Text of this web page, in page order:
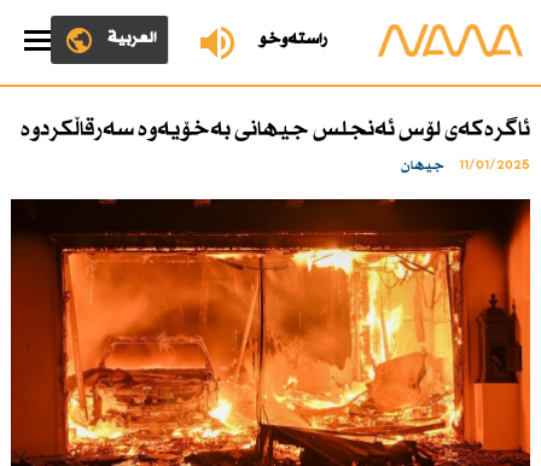
ڕاستەوخۆ العربية
ئاگرەكەی لۆس ئەنجلس جیهانی بەخۆیەوە سەرقاڵكردوە
11/01/2025 جیهان